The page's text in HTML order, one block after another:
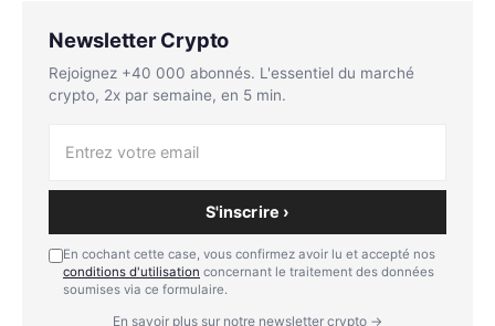
Newsletter Crypto
Rejoignez +40 000 abonnés. L'essentiel du marché
crypto, 2x par semaine, en 5 min.
S'inscrire ›
En cochant cette case, vous confirmez avoir lu et accepté nos
conditions d'utilisation concernant le traitement des données
soumises via ce formulaire.
En savoir plus sur notre newsletter crypto →